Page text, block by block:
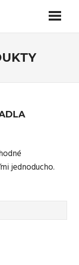
články? Nejaký veľa
svoju firmu a
jednoducho.